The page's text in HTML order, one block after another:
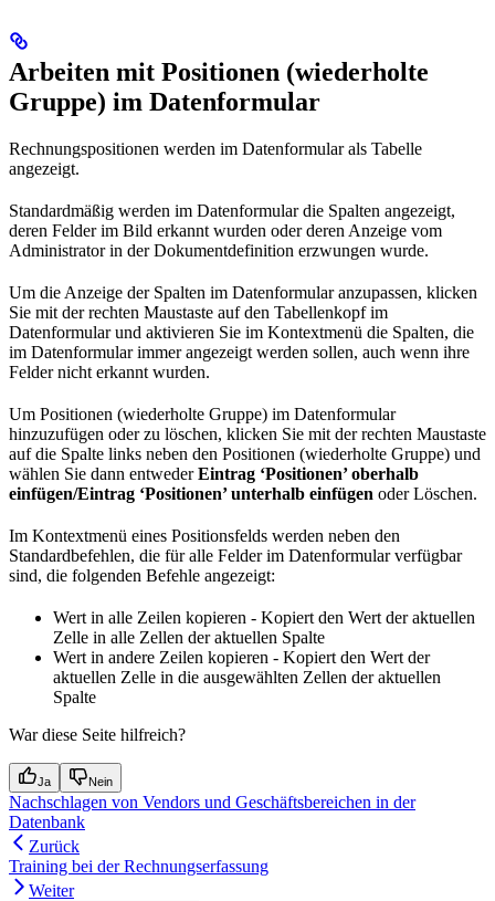
Arbeiten mit Positionen (wiederholte
Gruppe) im Datenformular
Rechnungspositionen werden im Datenformular als Tabelle
angezeigt.
Standardmäßig werden im Datenformular die Spalten angezeigt,
deren Felder im Bild erkannt wurden oder deren Anzeige vom
Administrator in der Dokumentdefinition erzwungen wurde.
Um die Anzeige der Spalten im Datenformular anzupassen, klicken
Sie mit der rechten Maustaste auf den Tabellenkopf im
Datenformular und aktivieren Sie im Kontextmenü die Spalten, die
im Datenformular immer angezeigt werden sollen, auch wenn ihre
Felder nicht erkannt wurden.
Um Positionen (wiederholte Gruppe) im Datenformular
hinzuzufügen oder zu löschen, klicken Sie mit der rechten Maustaste
auf die Spalte links neben den Positionen (wiederholte Gruppe) und
wählen Sie dann entwederEintrag ‘Positionen’ oberhalb
einfügen/Eintrag ‘Positionen’ unterhalb einfügen oder Löschen.
Im Kontextmenü eines Positionsfelds werden neben den
Standardbefehlen, die für alle Felder im Datenformular verfügbar
sind, die folgenden Befehle angezeigt:
Wert in alle Zeilen kopieren - Kopiert den Wert der aktuellen
Zelle in alle Zellen der aktuellen Spalte
Wert in andere Zeilen kopieren - Kopiert den Wert der
aktuellen Zelle in die ausgewählten Zellen der aktuellen
Spalte
War diese Seite hilfreich?
Ja Nein
Nachschlagen von Vendors und Geschäftsbereichen in der
Datenbank
Zurück
Training bei der Rechnungserfassung
Weiter